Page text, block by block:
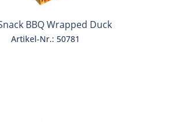
BBQ Wrapped Duck
Artikel-Nr.: 50781